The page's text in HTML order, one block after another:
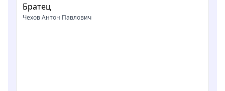
Братец
Чехов Антон Павлович